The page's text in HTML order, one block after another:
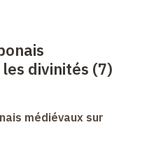
divinités (7)
médiévaux sur